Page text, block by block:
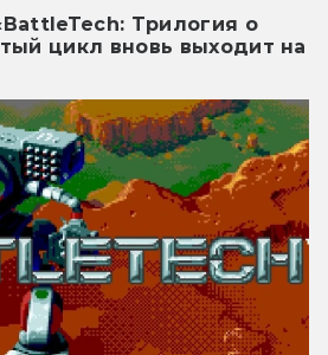
Трилогия о
цикл вновь выходит на